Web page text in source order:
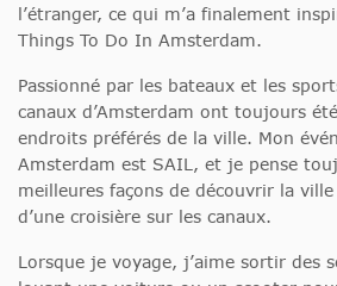
l’étranger, ce qui m’a finalement
Things To Do In Amsterdam.
Passionné par les bateaux et les
canaux d’Amsterdam ont toujours
endroits préférés de la ville. Mon
Amsterdam est SAIL, et je pense
meilleures façons de découvrir la
d’une croisière sur les canaux.
Lorsque je voyage, j’aime sortir des